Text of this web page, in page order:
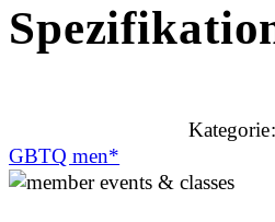
Kategorie:
GBTQ men*